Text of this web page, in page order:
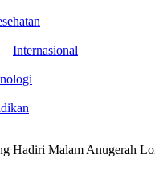
Internasional
Hadiri Malam Anugerah